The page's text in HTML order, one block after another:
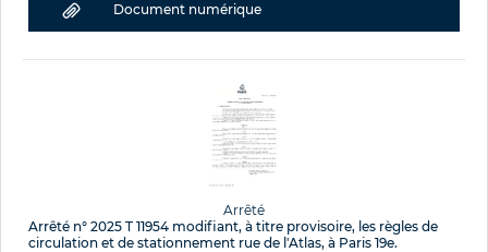
Document numérique
Arrêté
Arrêté n° 2025 T 11954 modifiant, à titre provisoire, les règles de
circulation et de stationnement rue de l'Atlas, à Paris 19e.